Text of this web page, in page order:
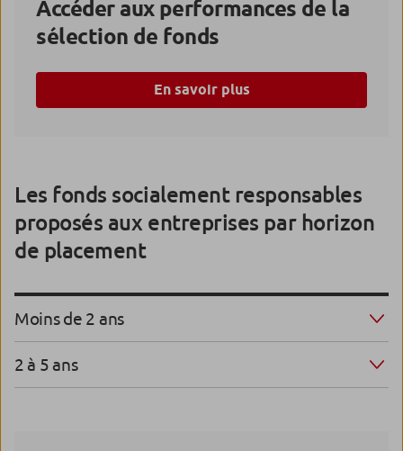
Accéder aux performances de la
sélection de fonds
En savoir plus
Les fonds socialement responsables
proposés aux entreprises par horizon
de placement
Moins de 2 ans
2 à 5 ans